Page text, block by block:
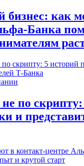
бизнес: как
Банка
по скрипту:
и